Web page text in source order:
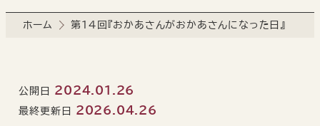
ホーム 第14回『おかあさんがおかあさんになった日』
公開日 2024.01.26
最終更新日 2026.04.26